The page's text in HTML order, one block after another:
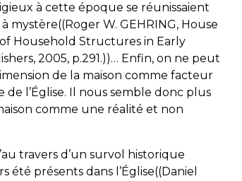
à cette époque se réunissaient
mystère((Roger W. GEHRING, House
Household Structures in Early
2005, p.291.))… Enfin, on ne peut
de la maison comme facteur
l’Église. Il nous semble donc plus
comme une réalité et non
travers d’un survol historique
présents dans l’Église((Daniel